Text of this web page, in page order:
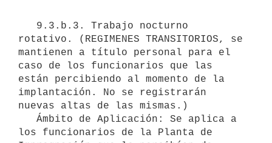
rotativo. (REGIMENES TRANSITORIOS, se
mantienen a título personal para el
caso de los funcionarios que las
están percibiendo al momento de la
implantación. No se registrarán
nuevas altas de las mismas.)
los funcionarios de la Planta de